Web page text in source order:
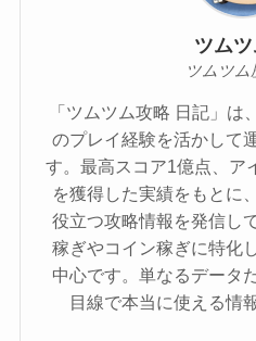
ツム
ツムツム
「ツムツム攻略 日記」は
のプレイ経験を活かして
す。最高スコア1億点、ア
を獲得した実績をもとに
役立つ攻略情報を発信し
稼ぎやコイン稼ぎに特化
中心です。単なるデータ
目線で本当に使える情